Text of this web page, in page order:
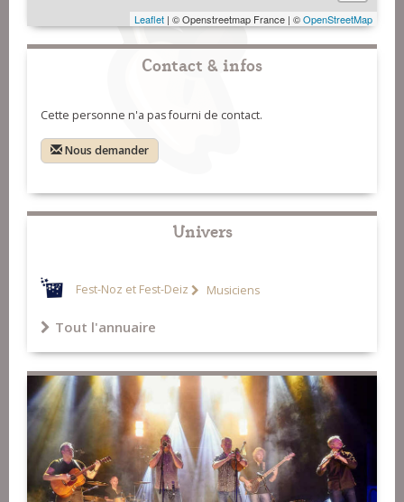
Leaflet | © Openstreetmap France | ©OpenStreetMap
Contact & infos
Cette personne n'a pas fourni de contact.
Nous demander
Univers
Fest-Noz et Fest-Deiz Musiciens
Tout l'annuaire